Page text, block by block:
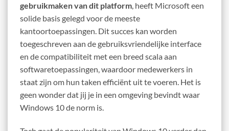
gebruikmaken van dit platform, heeft Microsoft een
solide basis gelegd voor de meeste
kantoortoepassingen. Dit succes kan worden
toegeschreven aan de gebruiksvriendelijke interface
en de compatibiliteit met een breed scala aan
softwaretoepassingen, waardoor medewerkers in
staat zijn om hun taken efficiënt uit te voeren. Het is
geen wonder dat jij je in een omgeving bevindt waar
Windows 10 de norm is.